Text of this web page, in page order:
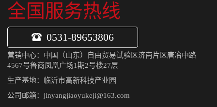
全国服务热线
0531-89653806
营销中心：中国（山东）自由贸易试验区济南片区唐冶中路
4567号鲁商凤凰广场1期2号楼27层
生产基地：临沂市高新科技产业园
公司邮箱：jinyangjiaoyukeji@163.com